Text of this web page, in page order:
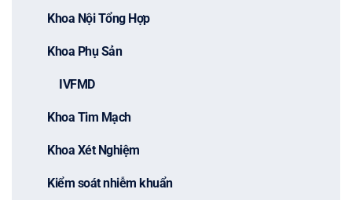
Khoa Nội Tổng Hợp
Khoa Phụ Sản
IVFMD
Khoa Tim Mạch
Khoa Xét Nghiệm
Kiểm soát nhiễm khuẩn